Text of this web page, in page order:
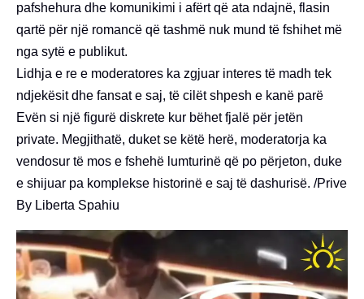
pafshehura dhe komunikimi i afërt që ata ndajnë, flasin
qartë për një romancë që tashmë nuk mund të fshihet më
nga sytë e publikut.
Lidhja e re e moderatores ka zgjuar interes të madh tek
ndjekësit dhe fansat e saj, të cilët shpesh e kanë parë
Evën si një figurë diskrete kur bëhet fjalë për jetën
private. Megjithatë, duket se këtë herë, moderatorja ka
vendosur të mos e fshehë lumturinë që po përjeton, duke
e shijuar pa komplekse historinë e saj të dashurisë. /Prive
By Liberta Spahiu